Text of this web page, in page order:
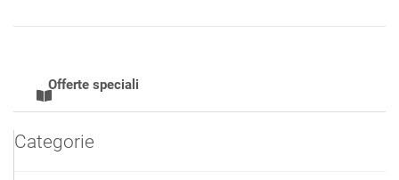
Offerte speciali
Categorie